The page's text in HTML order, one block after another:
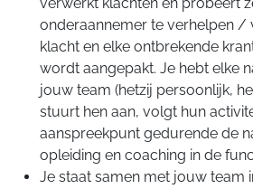
onderaannemer te verhelpen /
klacht en elke ontbrekende
wordt aangepakt. Je hebt elke
jouw team (hetzij persoonlijk,
stuurt hen aan, volgt hun
aanspreekpunt gedurende de
opleiding en coaching in de
Je staat samen met jouw team